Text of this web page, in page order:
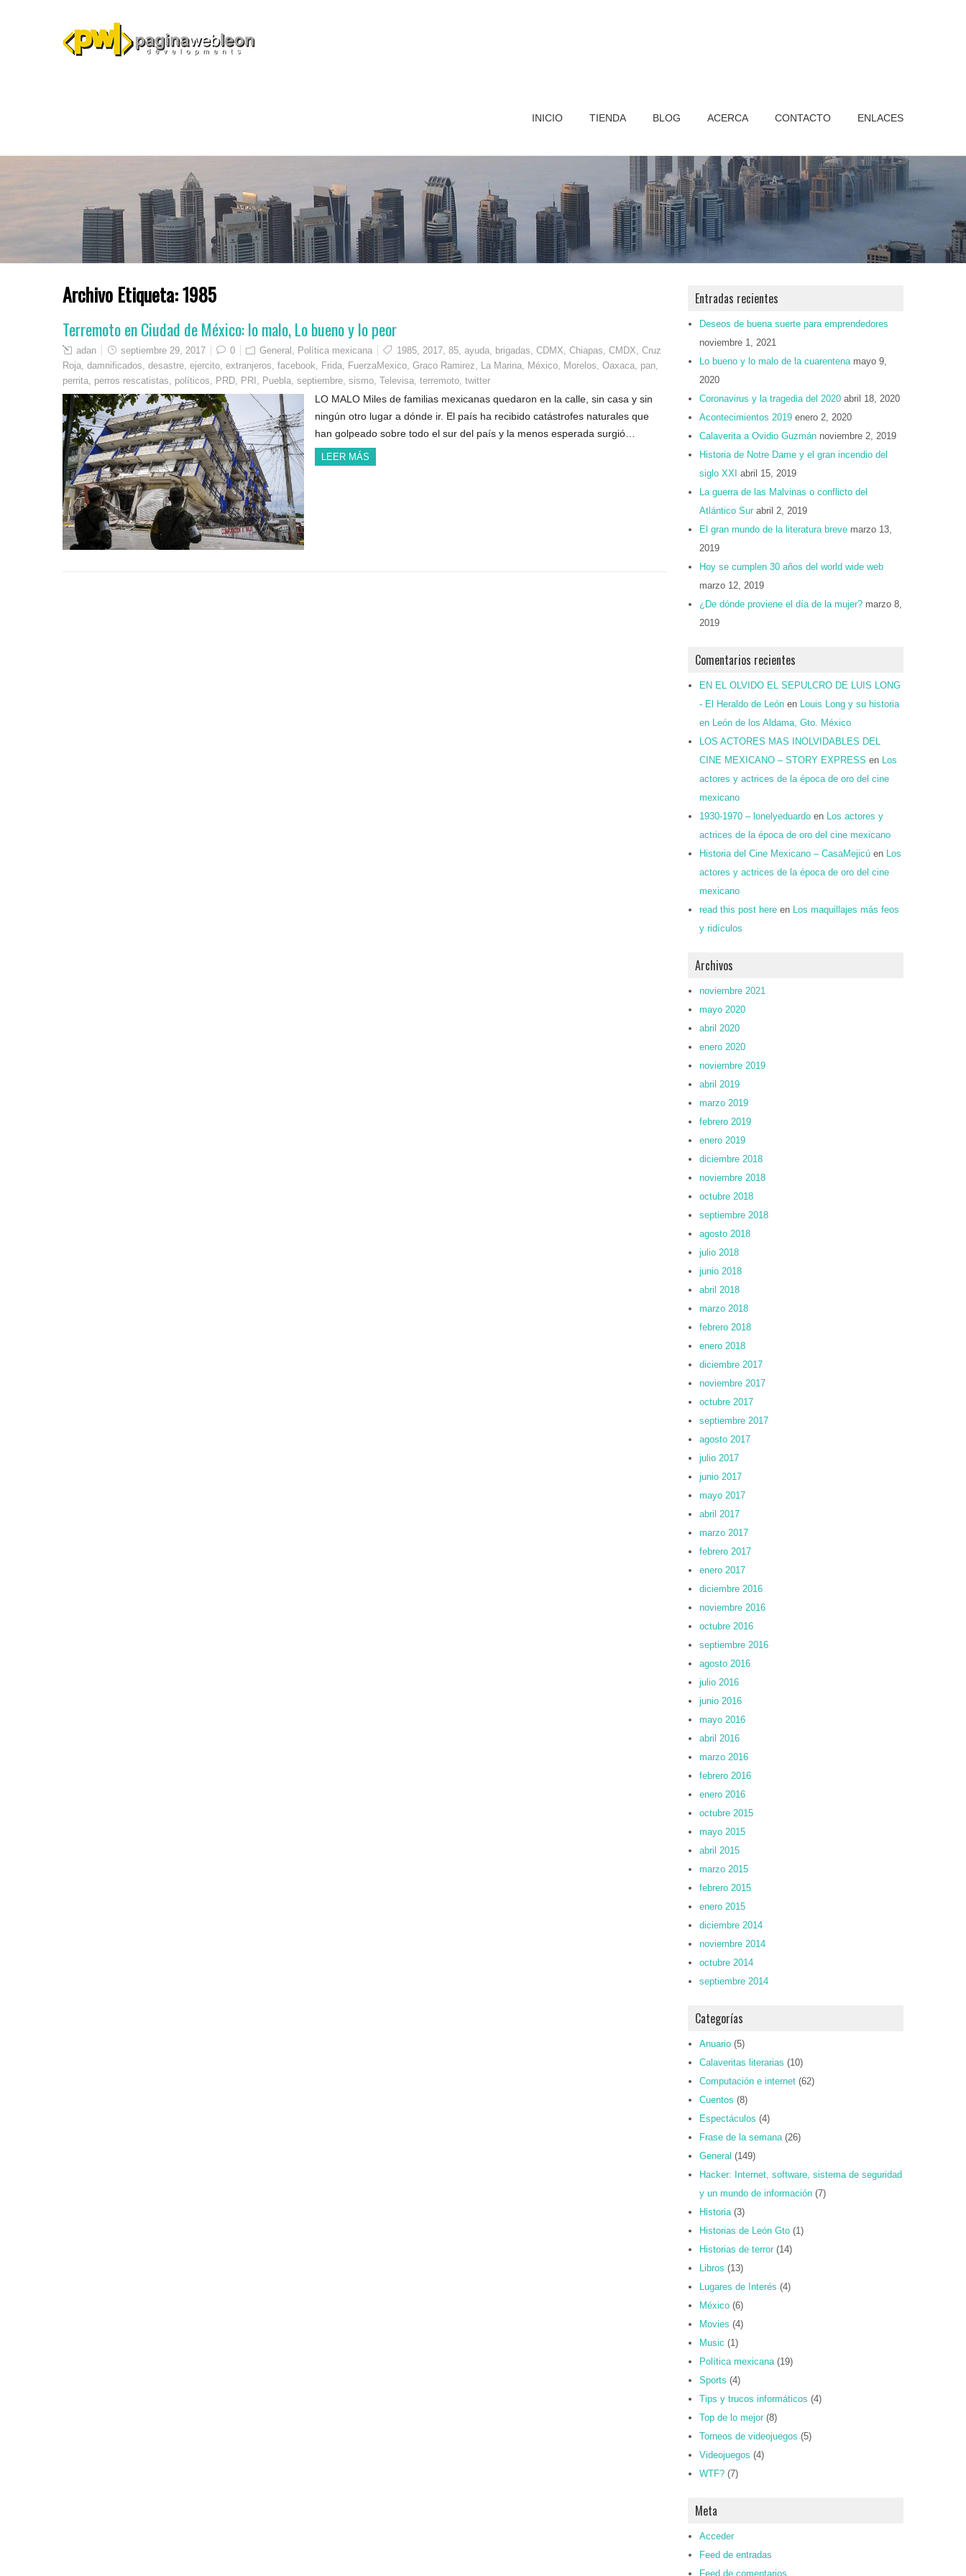
INICIO TIENDA BLOG ACERCA CONTACTO ENLACES
Archivo Etiqueta:1985
Terremoto en Ciudad de México: lo malo, Lo bueno y lo peor
adan septiembre 29, 2017 0 General , Política mexicana 1985, 2017, 85, ayuda, brigadas, CDMX, Chiapas, CMDX, Cruz
Roja, damnificados, desastre, ejercito, extranjeros, facebook, Frida, FuerzaMexico, Graco Ramirez, La Marina, México, Morelos, Oaxaca, pan,
perrita, perros rescatistas, políticos, PRD, PRI , Puebla, septiembre, sismo, Televisa, terremoto, twitter
LO MALO Miles de familias mexicanas quedaron en la calle, sin casa y sin
ningún otro lugar a dónde ir. El país ha recibido catástrofes naturales que
han golpeado sobre todo el sur del país y la menos esperada surgió…
LEER MÁS
Entradas recientes
Deseos de buena suerte para emprendedores
noviembre 1, 2021
Lo bueno y lo malo de la cuarentena mayo 9,
2020
Coronavirus y la tragedia del 2020 abril 18, 2020
Acontecimientos 2019 enero 2, 2020
Calaverita a Ovidio Guzmán noviembre 2, 2019
Historia de Notre Dame y el gran incendio del
siglo XXI abril 15, 2019
La guerra de las Malvinas o conflicto del
Atlántico Sur abril 2, 2019
El gran mundo de la literatura breve marzo 13,
2019
Hoy se cumplen 30 años del world wide web
marzo 12, 2019
¿De dónde proviene el día de la mujer? marzo 8,
2019
Comentarios recientes
EN EL OLVIDO EL SEPULCRO DE LUIS LONG
- El Heraldo de León en Louis Long y su historia
en León de los Aldama, Gto. México
LOS ACTORES MAS INOLVIDABLES DEL
CINE MEXICANO – STORY EXPRESS en Los
actores y actrices de la época de oro del cine
mexicano
1930-1970 – lonelyeduardo en Los actores y
actrices de la época de oro del cine mexicano
Historia del Cine Mexicano – CasaMejicú en Los
actores y actrices de la época de oro del cine
mexicano
read this post here en Los maquillajes más feos
y ridículos
Archivos
noviembre 2021
mayo 2020
abril 2020
enero 2020
noviembre 2019
abril 2019
marzo 2019
febrero 2019
enero 2019
diciembre 2018
noviembre 2018
octubre 2018
septiembre 2018
agosto 2018
julio 2018
junio 2018
abril 2018
marzo 2018
febrero 2018
enero 2018
diciembre 2017
noviembre 2017
octubre 2017
septiembre 2017
agosto 2017
julio 2017
junio 2017
mayo 2017
abril 2017
marzo 2017
febrero 2017
enero 2017
diciembre 2016
noviembre 2016
octubre 2016
septiembre 2016
agosto 2016
julio 2016
junio 2016
mayo 2016
abril 2016
marzo 2016
febrero 2016
enero 2016
octubre 2015
mayo 2015
abril 2015
marzo 2015
febrero 2015
enero 2015
diciembre 2014
noviembre 2014
octubre 2014
septiembre 2014
Categorías
Anuario (5)
Calaveritas literarias (10)
Computación e internet (62)
Cuentos (8)
Espectáculos (4)
Frase de la semana(26)
General (149)
Hacker: Internet, software, sistema de seguridad
y un mundo de información (7)
Historia(3)
Historias de León Gto (1)
Historias de terror (14)
Libros (13)
Lugares de Interés (4)
México (6)
Movies (4)
Music (1)
Política mexicana(19)
Sports (4)
Tips y trucos informáticos (4)
Top de lo mejor (8)
Torneos de videojuegos (5)
Videojuegos (4)
WTF? (7)
Meta
Acceder
Feed de entradas
Feed de comentarios